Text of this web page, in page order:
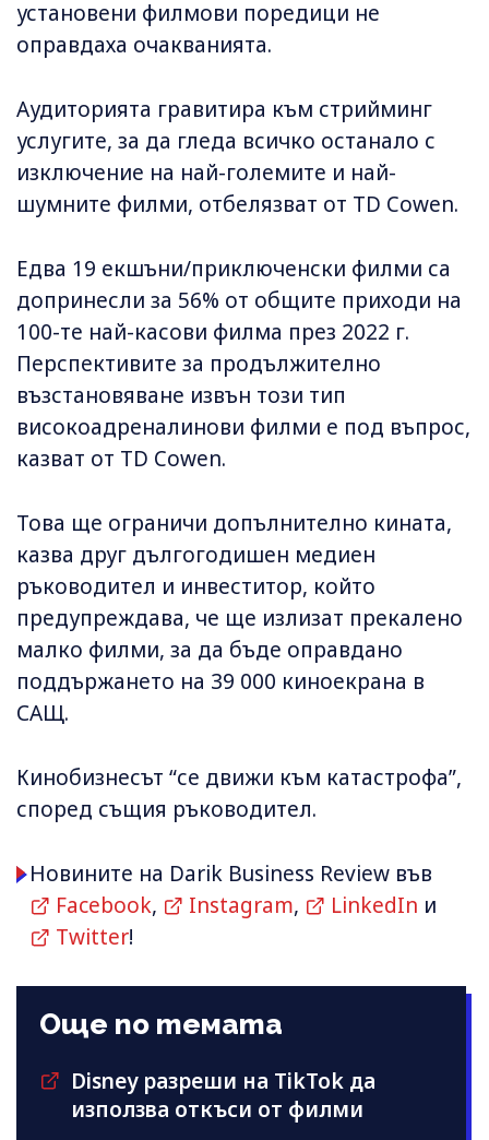
установени филмови поредици не
оправдаха очакванията.
Аудиторията гравитира към стрийминг
услугите, за да гледа всичко останало с
изключение на най-големите и най-
шумните филми, отбелязват от TD Cowen.
Едва 19 екшъни/приключенски филми са
допринесли за 56% от общите приходи на
100-те най-касови филма през 2022 г.
Перспективите за продължително
възстановяване извън този тип
високоадреналинови филми е под въпрос,
казват от TD Cowen.
Това ще ограничи допълнително кината,
казва друг дългогодишен медиен
ръководител и инвеститор, който
предупреждава, че ще излизат прекалено
малко филми, за да бъде оправдано
поддържането на 39 000 киноекрана в
САЩ.
Кинобизнесът “се движи към катастрофа”,
според същия ръководител.
Новините на Darik Business Review във
Facebook, Instagram, LinkedIn и
Twitter!
Още по темата
Disney разреши на TikTok да
използва откъси от филми